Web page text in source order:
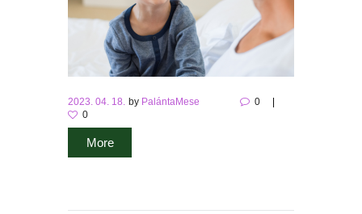
2023. 04. 18. by PalántaMese
0
0
More